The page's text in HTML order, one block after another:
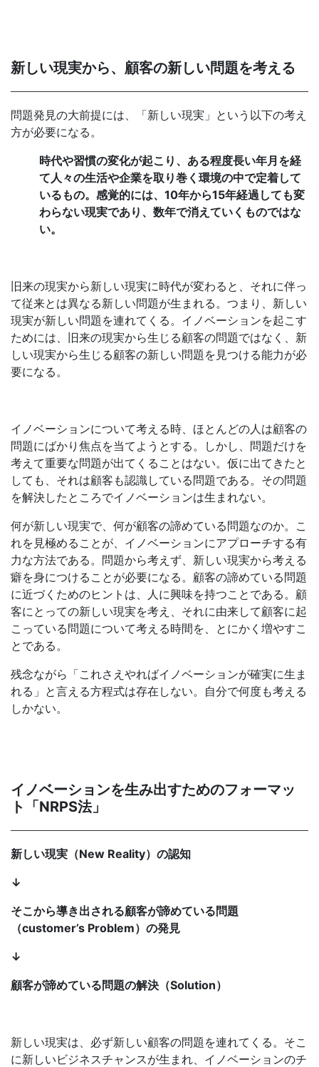
新しい現実から、顧客の新しい問題を考える
問題発見の大前提には、「新しい現実」という以下の考え
方が必要になる。
時代や習慣の変化が起こり、ある程度長い年月を経
て人々の生活や企業を取り巻く環境の中で定着して
いるもの。感覚的には、10年から15年経過しても変
わらない現実であり、数年で消えていくものではな
い。
旧来の現実から新しい現実に時代が変わると、それに伴っ
て従来とは異なる新しい問題が生まれる。つまり、新しい
現実が新しい問題を連れてくる。イノベーションを起こす
ためには、旧来の現実から生じる顧客の問題ではなく、新
しい現実から生じる顧客の新しい問題を見つける能力が必
要になる。
イノベーションについて考える時、ほとんどの人は顧客の
問題にばかり焦点を当てようとする。しかし、問題だけを
考えて重要な問題が出てくることはない。仮に出てきたと
しても、それは顧客も認識している問題である。その問題
を解決したところでイノベーションは生まれない。
何が新しい現実で、何が顧客の諦めている問題なのか。こ
れを見極めることが、イノベーションにアプローチする有
力な方法である。問題から考えず、新しい現実から考える
癖を身につけることが必要になる。顧客の諦めている問題
に近づくためのヒントは、人に興味を持つことである。顧
客にとっての新しい現実を考え、それに由来して顧客に起
こっている問題について考える時間を、とにかく増やすこ
とである。
残念ながら「これさえやればイノベーションが確実に生ま
れる」と言える方程式は存在しない。自分で何度も考える
しかない。
イノベーションを生み出すためのフォーマッ
ト「NRPS法」
新しい現実（New Reality）の認知
↓
そこから導き出される顧客が諦めている問題
（customer’s Problem）の発見
↓
顧客が諦めている問題の解決（Solution）
新しい現実は、必ず新しい顧客の問題を連れてくる。そこ
に新しいビジネスチャンスが生まれ、イノベーションのチ